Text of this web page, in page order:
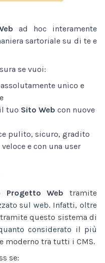
ad hoc interamente
sartoriale su di te e
se vuoi:
unico e
tuo Sito Web con nuove
pulito, sicuro, gradito
e con una user
Progetto Web tramite
sul web. Infatti, oltre
questo sistema di
considerato il più
moderno tra tutti i CMS.
se: